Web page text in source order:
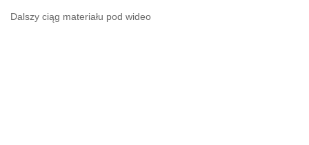
Dalszy ciąg materiału pod wideo